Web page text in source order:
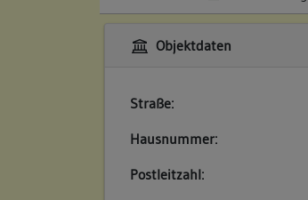
Objektdaten
Straße:
Hausnummer:
Postleitzahl: